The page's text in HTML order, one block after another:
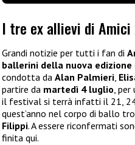
I tre ex allievi di
Grandi notizie per tutti i fan di
ballerini della nuova edizione
condotta da Alan Palmieri,
partire da martedì 4 luglio, per
il festival si terrà infatti il 21, 24
quest’anno nel corpo di ballo
Filippi. A essere riconfermati
finita qui.